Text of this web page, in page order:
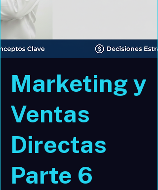
Marketing y
Ventas
Directas
Parte 6